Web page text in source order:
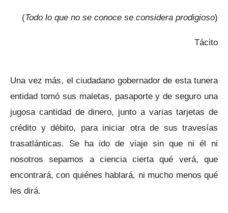
(Todo lo que no se conoce se considera prodigioso)
Tácito
Una vez más, el ciudadano gobernador de esta tunera
entidad tomó sus maletas, pasaporte y de seguro una
jugosa cantidad de dinero, junto a varias tarjetas de
crédito y débito, para iniciar otra de sus travesías
trasatlánticas. Se ha ido de viaje sin que ni él ni
nosotros sepamos a ciencia cierta qué verá, que
encontrará, con quiénes hablará, ni mucho menos qué
les dirá.